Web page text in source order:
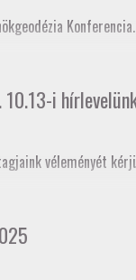
tudástár bővítése
i
véleményét